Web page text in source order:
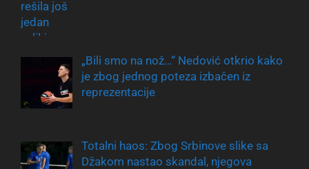
„Bili smo na nož…“ Nedović otkrio kako
je zbog jednog poteza izbačen iz
reprezentacije
Totalni haos: Zbog Srbinove slike sa
Džakom nastao skandal, njegova